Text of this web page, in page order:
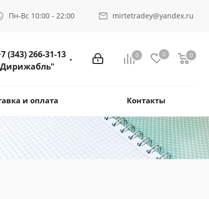
Пн-Вс 10:00 - 22:00 mirtetradey@yandex.ru
0 0 0
(343) 266-31-13
и оплата Контакты